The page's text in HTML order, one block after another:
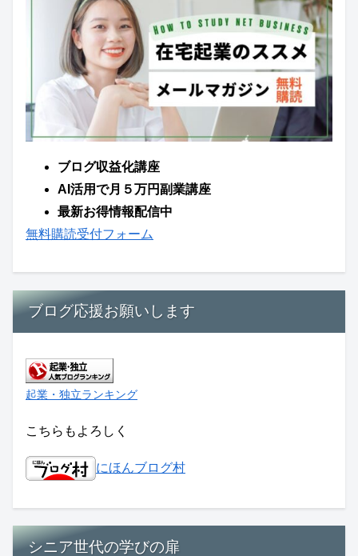
ブログ収益化講座
AI活用で月５万円副業講座
最新お得情報配信中
無料購読受付フォーム
ブログ応援お願いします
起業・独立ランキング
こちらもよろしく
にほんブログ村
シニア世代の学びの扉